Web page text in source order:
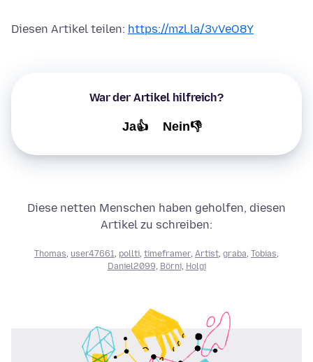
Diesen Artikel teilen: https://mzl.la/3vVeO8Y
War der Artikel hilfreich?
Ja👍 Nein👎
Diese netten Menschen haben geholfen, diesen
Artikel zu schreiben:
Thomas user47661 pollti timeframer, Artist graba Tobias
Daniel2099 Börni, Holgi